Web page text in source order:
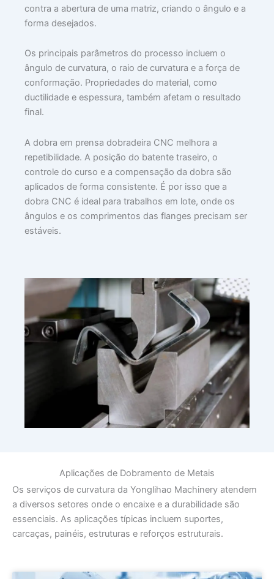
contra a abertura de uma matriz, criando o ângulo e a
forma desejados.
Os principais parâmetros do processo incluem o
ângulo de curvatura, o raio de curvatura e a força de
conformação. Propriedades do material, como
ductilidade e espessura, também afetam o resultado
final.
A dobra em prensa dobradeira CNC melhora a
repetibilidade. A posição do batente traseiro, o
controle do curso e a compensação da dobra são
aplicados de forma consistente. É por isso que a
dobra CNC é ideal para trabalhos em lote, onde os
ângulos e os comprimentos das flanges precisam ser
estáveis.
Aplicações de Dobramento de Metais
Os serviços de curvatura da Yonglihao Machinery atendem
a diversos setores onde o encaixe e a durabilidade são
essenciais. As aplicações típicas incluem suportes,
carcaças, painéis, estruturas e reforços estruturais.